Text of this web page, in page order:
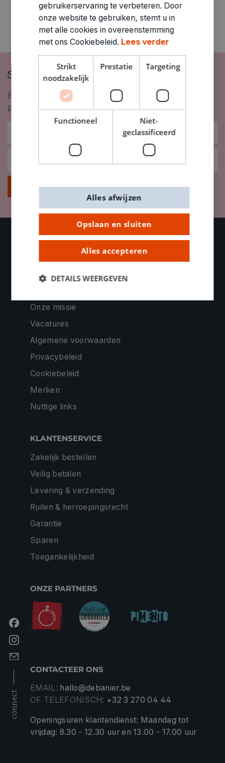
Schrijf je in op onze nieuwsbrief
Blijf op de hoogte van nieuwigheden, inspiratie,
promoties en meer!
Inschrijven
connect
OVER DE BANIER
Contacteer ons
Onze missie
Vacatures
Algemene voorwaarden
Privacybeleid
Cookiebeleid
Merken
Nuttige links
KLANTENSERVICE
Zakelijk bestellen
Veilig betalen
Levering & verzending
Ruilen & herroepingsrecht
Garantie
Sparen
Toegankelijkheid
ONZE PARTNERS
CONTACTEER ONS
EMAIL: hallo@debanier.be
OF TELEFONISCH: +32 3 270 04 44
Openingsuren klantendienst: Maandag tot
vrijdag: 8.30 - 12.30 uur en 13.00 - 17.00 uur
gebruikerservaring te verbeteren. Door
onze website te gebruiken, stemt u in
met alle cookies in overeenstemming
met ons Cookiebeleid. Lees verder
Strikt
noodzakelijk
Prestatie Targeting
Functioneel
Niet-
geclassificeerd
Opslaan en sluiten
Alles accepteren
Alles afwijzen
DETAILS WEERGEVEN